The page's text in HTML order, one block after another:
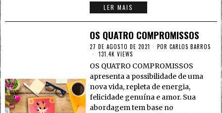
LER MAIS
OS QUATRO COMPROMISSOS
27 DE AGOSTO DE 2021 PORCARLOS BARROS
131.4K VIEWS
OS QUATRO COMPROMISSOS
apresenta a possibilidade de uma
nova vida, repleta de energia,
felicidade genuína e amor. Sua
abordagem tem base no